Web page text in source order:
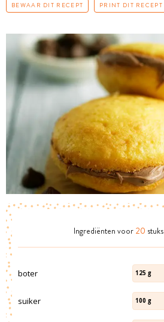
BEWAAR DIT RECEPT PRINT DIT RECEPT
Ingrediënten voor 20 stuks
boter 125 g
suiker 100 g